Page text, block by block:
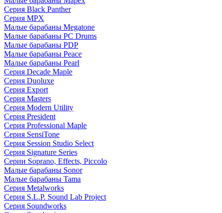
Серия Black Panther
Серия MPX
Малые барабаны Megatone
Малые барабаны PC Drums
Малые барабаны PDP
Малые барабаны Peace
Малые барабаны Pearl
Серия Decade Maple
Серия Duoluxe
Серия Export
Серия Masters
Серия Modern Utility
Серия President
Серия Professional Maple
Серия SensiTone
Серия Session Studio Select
Серия Signature Series
Серии Soprano, Effects, Piccolo
Малые барабаны Sonor
Малые барабаны Tama
Серия Metalworks
Серия S.L.P. Sound Lab Project
Серия Soundworks